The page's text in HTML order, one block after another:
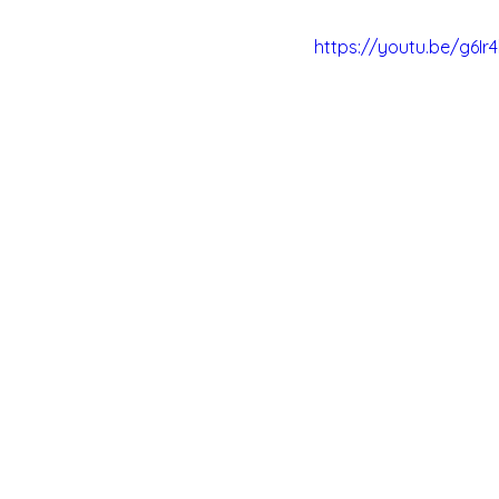
https://youtu.be/